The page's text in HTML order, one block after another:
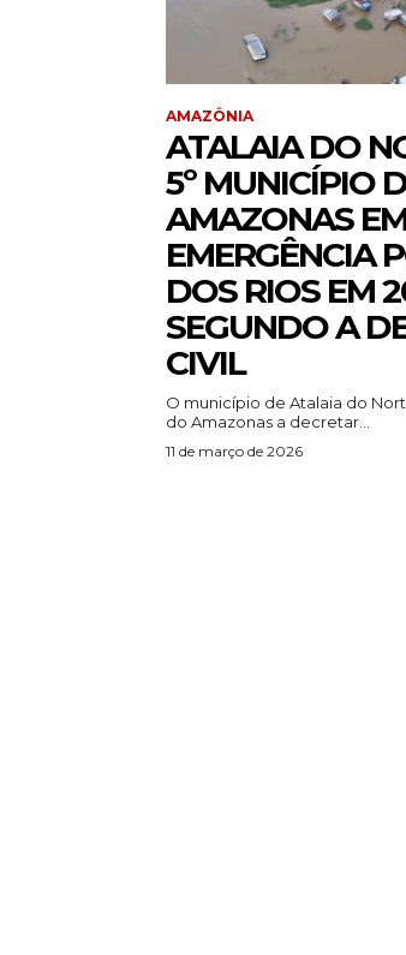
AMAZÔNIA
ATALAIA DO
5º MUNICÍPIO
AMAZONAS
EMERGÊNCIA
DOS RIOS EM
SEGUNDO A
CIVIL
O município de Atalaia do
do Amazonas a decretar...
11 de março de 2026